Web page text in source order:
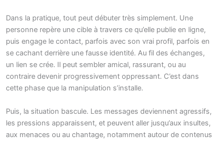
Dans la pratique, tout peut débuter très simplement. Une
personne repère une cible à travers ce qu’elle publie en ligne,
puis engage le contact, parfois avec son vrai profil, parfois en
se cachant derrière une fausse identité. Au fil des échanges,
un lien se crée. Il peut sembler amical, rassurant, ou au
contraire devenir progressivement oppressant. C’est dans
cette phase que la manipulation s’installe.
Puis, la situation bascule. Les messages deviennent agressifs,
les pressions apparaissent, et peuvent aller jusqu’aux insultes,
aux menaces ou au chantage, notamment autour de contenus